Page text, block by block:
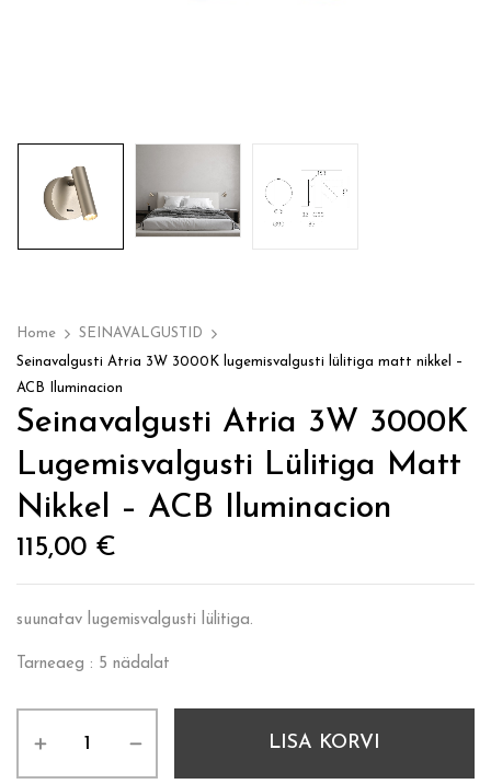
Home
SEINAVALGUSTID
Seinavalgusti Atria 3W 3000K lugemisvalgusti lülitiga matt nikkel –
ACB Iluminacion
Seinavalgusti Atria 3W 3000K
Lugemisvalgusti Lülitiga Matt
Nikkel – ACB Iluminacion
115,00 €
suunatav lugemisvalgusti lülitiga.
Tarneaeg : 5 nädalat
LISA KORVI